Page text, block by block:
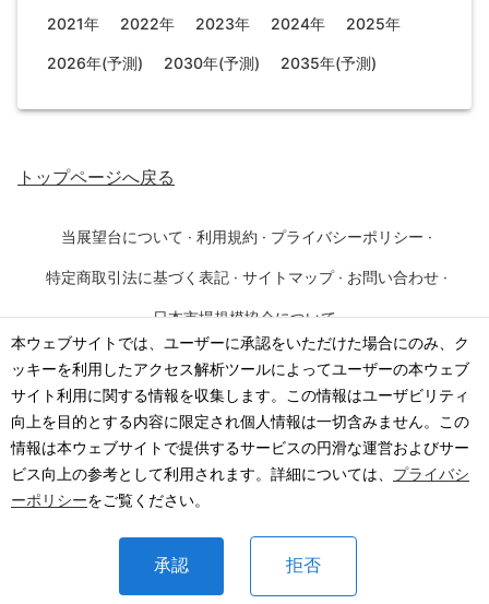
本ウェブサイトでは、ユーザーに承認をいただけた場合にのみ、ク
ッキーを利用したアクセス解析ツールによってユーザーの本ウェブ
サイト利用に関する情報を収集します。この情報はユーザビリティ
向上を目的とする内容に限定され個人情報は一切含みません。この
情報は本ウェブサイトで提供するサービスの円滑な運営およびサー
ビス向上の参考として利用されます。詳細については、 プライバシ
ーポリシーをご覧ください。
承認 拒否
2021年 2022年 2023年 2024年 2025年
2026年(予測) 2030年(予測) 2035年(予測)
トップページへ戻る
当展望台について · 利用規約 · プライバシーポリシー ·
特定商取引法に基づく表記 · サイトマップ · お問い合わせ ·
日本市場規模協会について
©2026· 一般社団法人 日本市場規模協会